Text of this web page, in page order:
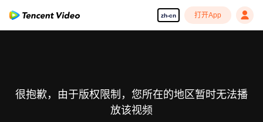
zh-cn 打开App
很抱歉，由于版权限制，您所在的地区暂时无法播
放该视频